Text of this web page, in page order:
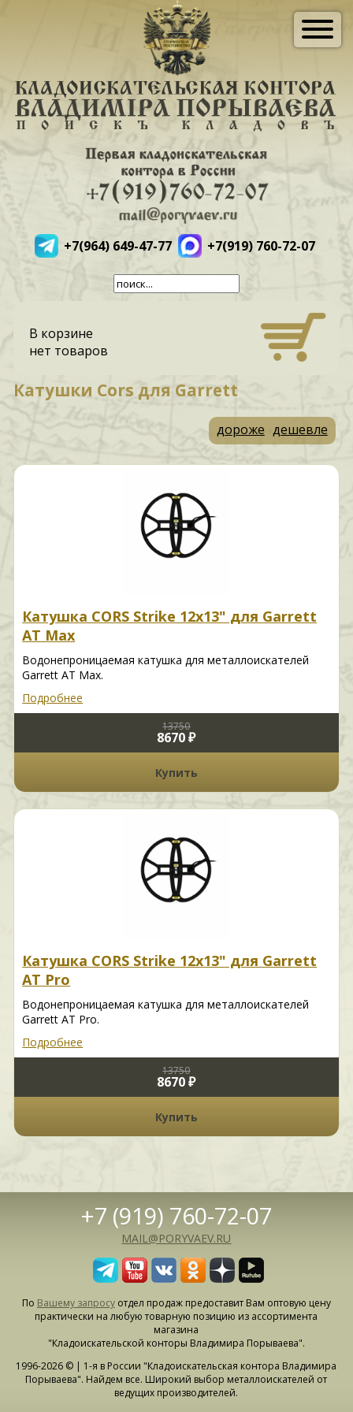
+7(964) 649-47-77 +7(919) 760-72-07
В корзине
нет товаров
Катушки Cors для Garrett
дороже дешевле
Катушка CORS Strike 12x13" для Garrett
AT Max
Водонепроницаемая катушка для металлоискателей
Garrett AT Max.
Подробнее
13750
8670 ₽
Купить
Катушка CORS Strike 12x13" для Garrett
AT Pro
Водонепроницаемая катушка для металлоискателей
Garrett AT Pro.
Подробнее
13750
8670 ₽
Купить
+7 (919) 760-72-07
MAIL@PORYVAEV.RU
По Вашему запросуотдел продаж предоставит Вам оптовую цену
практически на любую товарную позицию из ассортимента
магазина
"Кладоискательской конторы Владимира Порываева".
1996-2026 © | 1-я в России "Кладоискательская контора Владимира
Порываева". Найдем все. Широкий выбор металлоискателей от
ведущих производителей.